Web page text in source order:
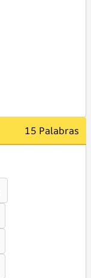
15 Palabras